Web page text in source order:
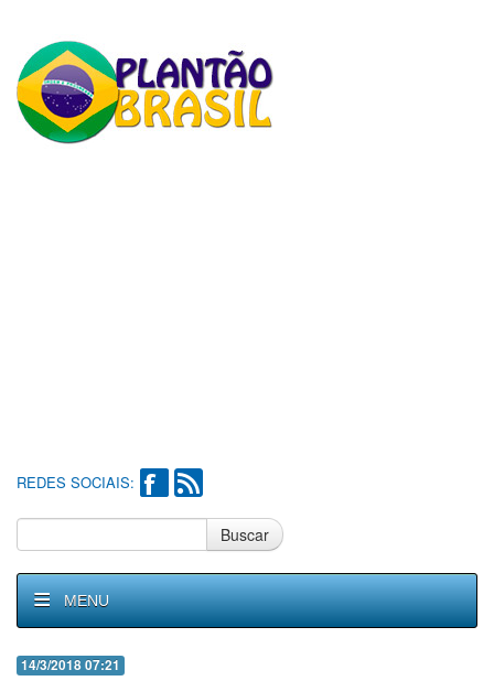
REDES SOCIAIS:
Buscar
MENU
14/3/2018 07:21